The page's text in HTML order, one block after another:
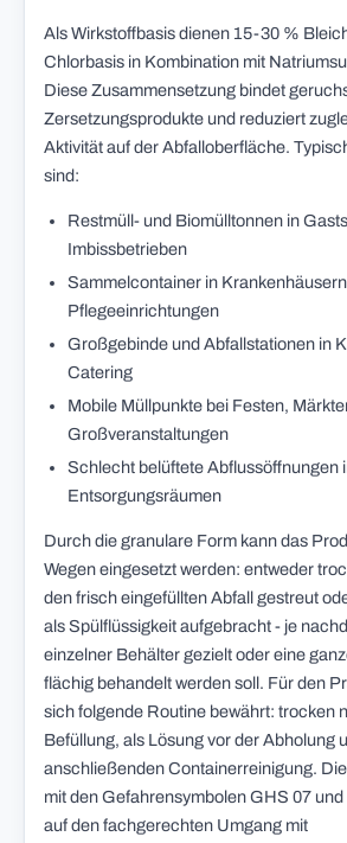
Als Wirkstoffbasis dienen 15-30 %
Chlorbasis in Kombination mit
Diese Zusammensetzung bindet
Zersetzungsprodukte und reduziert
Aktivität auf der Abfalloberfläche.
sind:
Restmüll- und Biomülltonnen in
Imbissbetrieben
Sammelcontainer in
Pflegeeinrichtungen
Großgebinde und Abfallstationen in
Catering
Mobile Müllpunkte bei Festen,
Großveranstaltungen
Schlecht belüftete Abflussöffnungen
Entsorgungsräumen
Durch die granulare Form kann das
Wegen eingesetzt werden: entweder
den frisch eingefüllten Abfall gestreut
als Spülflüssigkeit aufgebracht - je
einzelner Behälter gezielt oder eine
flächig behandelt werden soll. Für den
sich folgende Routine bewährt: trocken
Befüllung, als Lösung vor der Abholung
anschließenden Containerreinigung.
mit den Gefahrensymbolen GHS 07
auf den fachgerechten Umgang mit